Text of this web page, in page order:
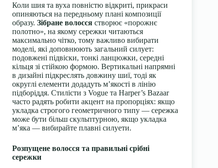
Коли шия та вуха повністю відкриті, прикраси
опиняються на передньому плані композиції
образу. Зібране волосся створює «порожнє
полотно», на якому сережки читаються
максимально чітко, тому важливо вибирати
моделі, які доповнюють загальний силует:
подовжені підвіски, тонкі ланцюжки, середні
кільця зі стійкою формою. Вертикальні напрямні
в дизайні підкреслять довжину шиї, тоді як
округлі елементи додадуть м’якості в лінію
підборіддя. Стилісти з Vogue та Harper’s Bazaar
часто радять робити акцент на пропорціях: якщо
укладка строгого геометричного типу — сережка
може бути більш скульптурною, якщо укладка
м’яка — вибирайте плавні силуети.
Розпущене волосся та правильні срібні
сережки